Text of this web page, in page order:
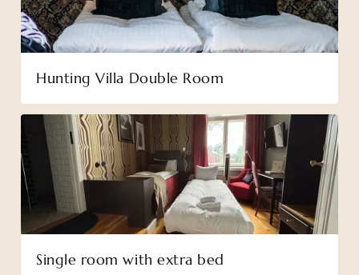
Hunting Villa Double Room
Single room with extra bed